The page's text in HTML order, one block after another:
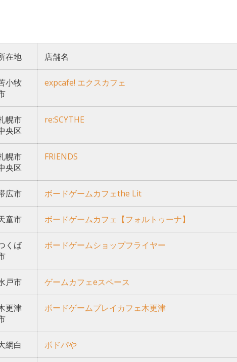
在地 店舗名
小牧
expcafe! エクスカフェ
幌市
央区
re:SCYTHE
幌市
央区
FRIENDS
広市 ボードゲームカフェthe Lit
童市 ボードゲームカフェ【フォルトゥーナ】
くば
ボードゲームショップフライヤー
戸市 ゲームカフェeスペース
更津
ボードゲームプレイカフェ木更津
網白 ボドパや